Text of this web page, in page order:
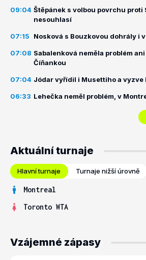
09:04 Štěpánek s volbou povrchu proti
nesouhlasí
07:15 Nosková s Bouzkovou dohrály i
07:08 Sabalenková neměla problém
Číňankou
07:04 Jódar vyřídil i Musettiho a vyzve
06:33 Lehečka neměl problém, v
Aktuální turnaje
Hlavní turnaje Turnaje nižší úrovně
Montreal
Toronto WTA
Vzájemné zápasy